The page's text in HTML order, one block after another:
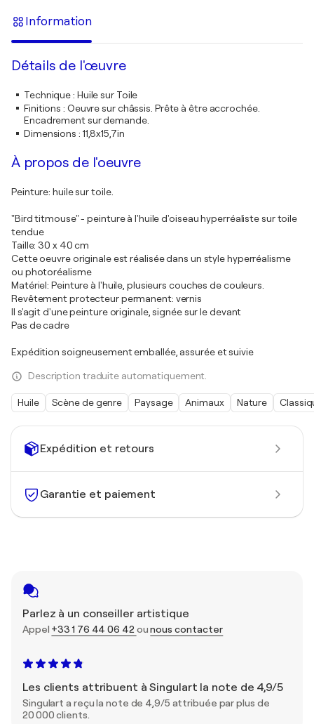
Expédition et retours
Garantie et paiement
Parlez à un conseiller artistique
Appel +33 1 76 44 06 42 ounous contacter
Les clients attribuent à Singulart la note de 4,9/5
Singulart a reçu la note de 4,9/5 attribuée par plus de
20 000 clients.
Information
Détails de l'œuvre
Technique: Huile sur Toile
Finitions : Oeuvre sur châssis. Prête à être accrochée.
Encadrement sur demande.
Dimensions : 11,8x15,7in
À propos de l'oeuvre
Peinture: huile sur toile.
"Bird titmouse" - peinture à l'huile d'oiseau hyperréaliste sur toile
tendue
Taille: 30 x 40 cm
Cette oeuvre originale est réalisée dans un style hyperréalisme
ou photoréalisme
Matériel: Peinture à l'huile, plusieurs couches de couleurs.
Revêtement protecteur permanent: vernis
Il s'agit d'une peinture originale, signée sur le devant
Pas de cadre
Expédition soigneusement emballée, assurée et suivie
Description traduite automatiquement.
Huile Scène de genre Paysage Animaux Nature